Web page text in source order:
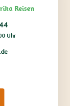
Reisen
Uhr